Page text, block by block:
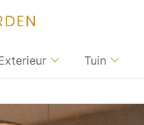
Tuin